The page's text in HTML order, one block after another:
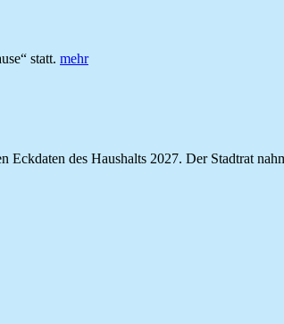
statt. mehr
des Haushalts 2027. Der Stadtrat